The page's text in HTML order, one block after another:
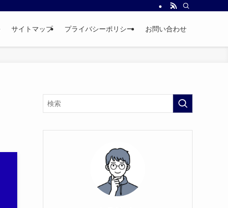
サイトマップ プライバシーポリシー お問い合わせ